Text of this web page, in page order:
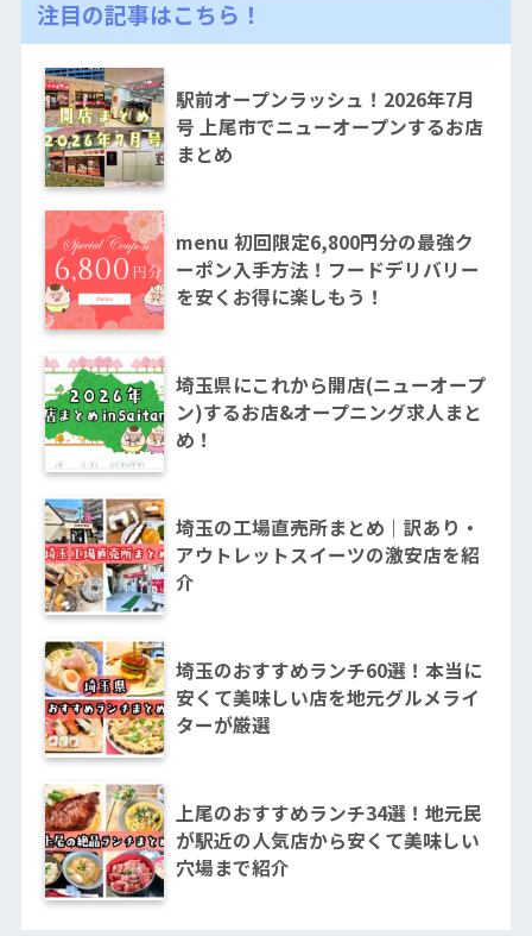
注目の記事はこちら！
駅前オープンラッシュ！2026年7月
号 上尾市でニューオープンするお店
まとめ
menu 初回限定6,800円分の最強ク
ーポン入手方法！フードデリバリー
を安くお得に楽しもう！
埼玉県にこれから開店(ニューオープ
ン)するお店&オープニング求人まと
め！
埼玉の工場直売所まとめ｜訳あり・
アウトレットスイーツの激安店を紹
介
埼玉のおすすめランチ60選！本当に
安くて美味しい店を地元グルメライ
ターが厳選
上尾のおすすめランチ34選！地元民
が駅近の人気店から安くて美味しい
穴場まで紹介